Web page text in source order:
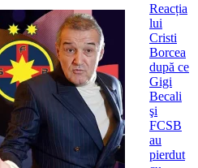
Reacția
lui
Cristi
Borcea
după ce
Gigi
Becali
şi
FCSB
au
pierdut